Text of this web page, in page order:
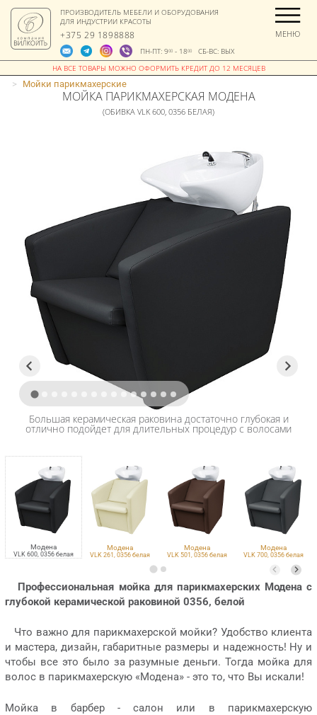
ПРОИЗВОДИТЕЛЬ МЕБЕЛИ И ОБОРУДОВАНИЯ
ДЛЯ ИНДУСТРИИ КРАСОТЫ
+375 29 1898888
ПН-ПТ: 900- 1800СБ-ВС: ВЫХ
МЕНЮ
> Мойки парикмахерские
МОЙКА ПАРИКМАХЕРСКАЯ МОДЕНА
(ОБИВКА VLK 600, 0356 БЕЛАЯ)
Модена
VLK 600, 0356 белая
Модена
VLK 261, 0356 белая
Модена
VLK 501, 0356 белая
Модена
VLK 700, 0356 белая
Большая керамическая раковина достаточно глубокая и
отлично подойдет для длительных процедур с волосами
Профессиональная мойка для парикмахерских Модена с
глубокой керамической раковиной 0356, белой
Что важно для парикмахерской мойки? Удобство клиента
и мастера, дизайн, габаритные размеры и надежность! Ну и
чтобы все это было за разумные деньги. Тогда мойка для
волос в парикмахерскую «Модена» - это то, что Вы искали!
Мойка в барбер - салон или в парикмахерскую